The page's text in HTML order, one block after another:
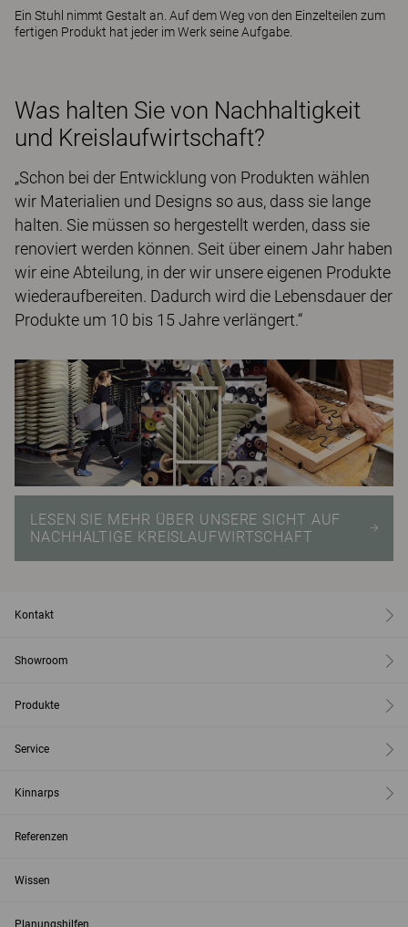
Ein Stuhl nimmt Gestalt an. Auf dem Weg von den Einzelteilen zum
fertigen Produkt hat jeder im Werk seine Aufgabe.
Was halten Sie von Nachhaltigkeit
und Kreislaufwirtschaft?
„Schon bei der Entwicklung von Produkten wählen
wir Materialien und Designs so aus, dass sie lange
halten. Sie müssen so hergestellt werden, dass sie
renoviert werden können. Seit über einem Jahr haben
wir eine Abteilung, in der wir unsere eigenen Produkte
wiederaufbereiten. Dadurch wird die Lebensdauer der
Produkte um 10 bis 15 Jahre verlängert.“
LESEN SIE MEHR ÜBER UNSERE SICHT AUF
NACHHALTIGE KREISLAUFWIRTSCHAFT
Kontakt
Showroom
Produkte
Service
Kinnarps
Referenzen
Wissen
Planungshilfen